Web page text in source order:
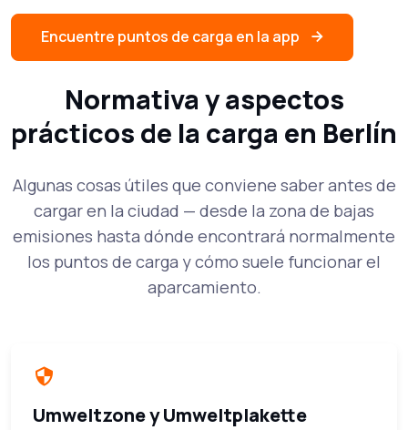
Encuentre puntos de carga en la app
Normativa y aspectos
prácticos de la carga en Berlín
Algunas cosas útiles que conviene saber antes de
cargar en la ciudad — desde la zona de bajas
emisiones hasta dónde encontrará normalmente
los puntos de carga y cómo suele funcionar el
aparcamiento.
Umweltzone y Umweltplakette